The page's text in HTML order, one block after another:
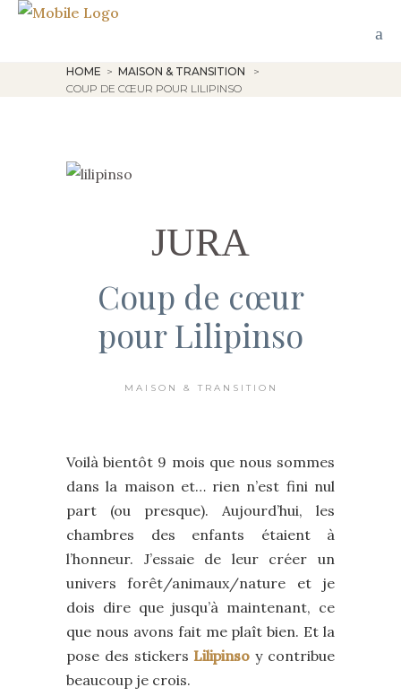
HOME > MAISON & TRANSITION
>
COUP DE CŒUR POUR LILIPINSO
JURA
Coup de cœur
pour Lilipinso
MAISON & TRANSITION
Voilà bientôt 9 mois que nous sommes
dans la maison et… rien n’est fini nul
part (ou presque). Aujourd’hui, les
chambres des enfants étaient à
l’honneur. J’essaie de leur créer un
univers forêt/animaux/nature et je
dois dire que jusqu’à maintenant, ce
que nous avons fait me plaît bien. Et la
pose des stickersLilipinso y contribue
beaucoup je crois.